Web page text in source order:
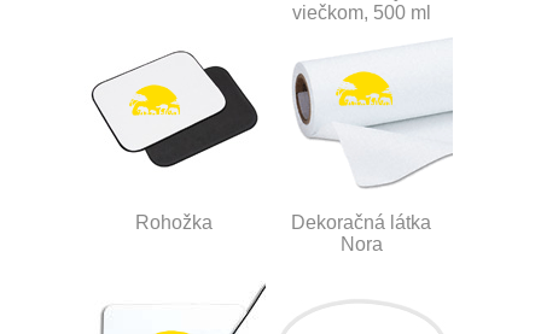
viečkom, 500 ml
Rohožka
Dekoračná látka
Nora